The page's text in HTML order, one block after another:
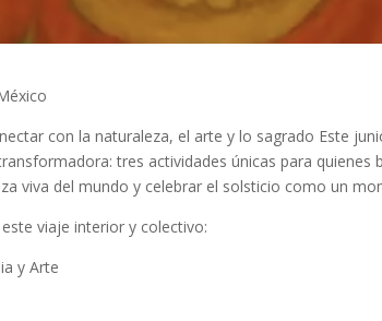
con la naturaleza, el arte y lo sagrado Este
tres actividades únicas para quienes
viva del mundo y celebrar el solsticio como un
viaje interior y colectivo:
y Arte